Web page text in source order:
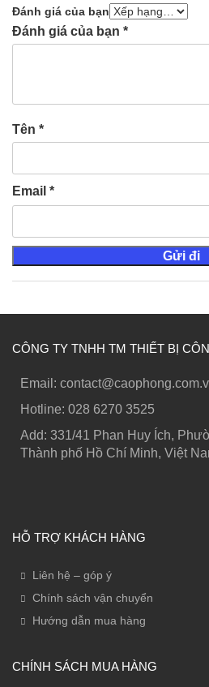
Đánh giá của bạn
Đánh giá của bạn *
Tên *
Email *
CÔNG TY TNHH TM THIẾT BỊ
Email:
Hotline: ‭028 6270 3525
Add: 331/41 Phan Huy Ích,
Thành phố Hồ Chí Minh, Việt
HỖ TRỢ KHÁCH HÀNG
Liên hệ – góp ý
Chính sách vận chuyển
Hướng dẫn mua hàng
CHÍNH SÁCH MUA HÀNG